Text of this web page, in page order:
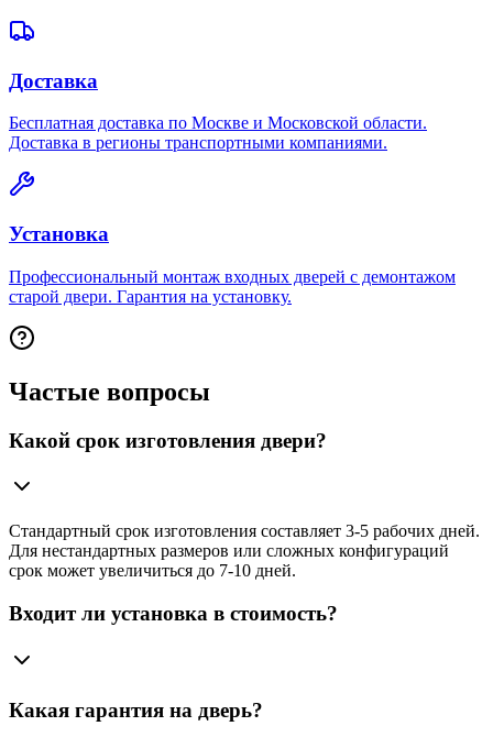
Доставка
Бесплатная доставка по Москве и Московской области.
Доставка в регионы транспортными компаниями.
Установка
Профессиональный монтаж входных дверей с демонтажом
старой двери. Гарантия на установку.
Частые вопросы
Какой срок изготовления двери?
Стандартный срок изготовления составляет 3-5 рабочих дней.
Для нестандартных размеров или сложных конфигураций
срок может увеличиться до 7-10 дней.
Входит ли установка в стоимость?
Какая гарантия на дверь?